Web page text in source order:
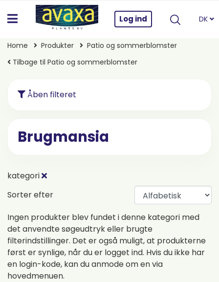
Log ind DK
Home Produkter
Patio og sommerblomster
Tilbage til Patio og sommerblomster
Åben filteret
Brugmansia
kategori
Sorter efter
Ingen produkter blev fundet i denne kategori med
det anvendte søgeudtryk eller brugte
filterindstillinger. Det er også muligt, at produkterne
først er synlige, når du er logget ind. Hvis du ikke har
en login-kode, kan du anmode om en via
hovedmenuen.